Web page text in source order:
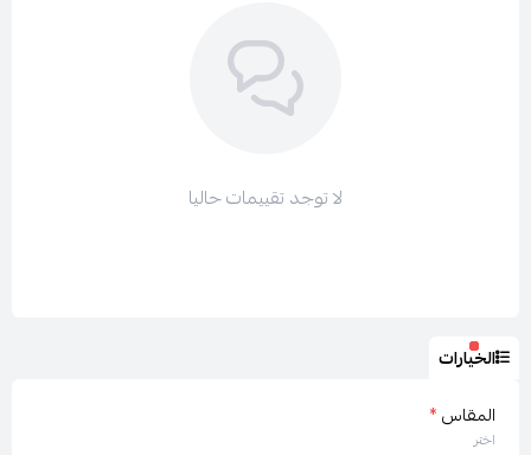
لا توجد تقييمات حاليا
الخيارات
المقاس*
اختر